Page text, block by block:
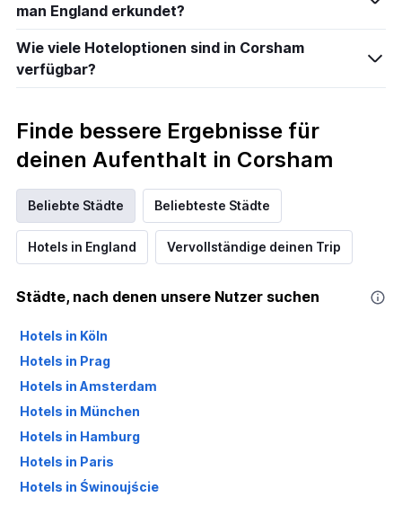
man England erkundet?
Wie viele Hoteloptionen sind in Corsham
verfügbar?
Finde bessere Ergebnisse für
deinen Aufenthalt in Corsham
Beliebte Städte Beliebteste Städte
Hotels in England Vervollständige deinen Trip
Städte, nach denen unsere Nutzer suchen
Hotels in Köln
Hotels in Prag
Hotels in Amsterdam
Hotels in München
Hotels in Hamburg
Hotels in Paris
Hotels in Świnoujście